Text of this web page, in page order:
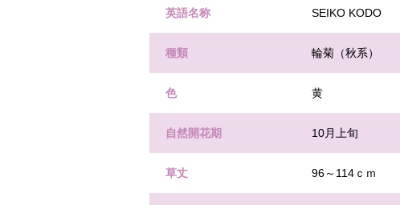
英語名称 SEIKO KODO
種類 輪菊（秋系）
色 黄
自然開花期 10月上旬
草丈 96～114ｃｍ